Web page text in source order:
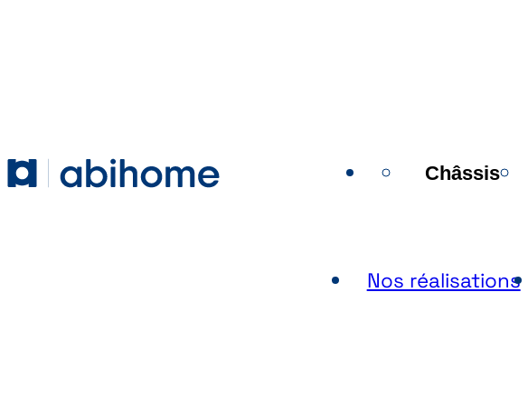
Abihome Châssis
Nos réalisations